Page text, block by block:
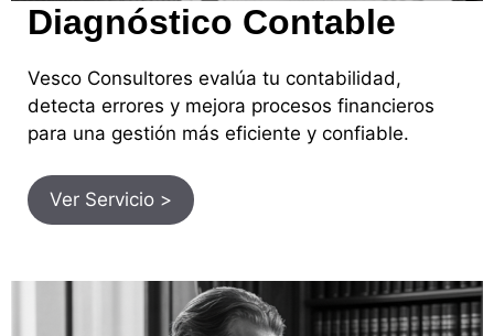
Diagnóstico Contable
Vesco Consultores evalúa tu contabilidad,
detecta errores y mejora procesos financieros
para una gestión más eficiente y confiable.
Ver Servicio >